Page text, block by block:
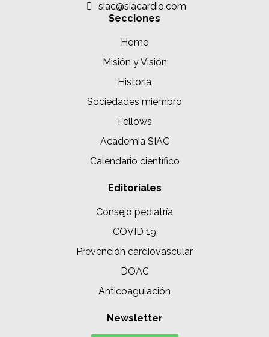
siac@siacardio.com
Secciones
Home
Misión y Visión
Historia
Sociedades miembro
Fellows
Academia SIAC
Calendario científico
Editoriales
Consejo pediatría
COVID 19
Prevención cardiovascular
DOAC
Anticoagulación
Newsletter